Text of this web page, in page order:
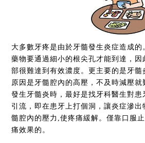
大多數牙疼是由於牙髓發生炎症造成
藥物要通過細小的根尖孔才能到達，因
部很難達到有效濃度。更主要的是牙髓
原因是牙髓腔內的高壓，不及時減壓
發生牙髓炎時，最好是找牙科醫生對患
引流，即在患牙上打個洞，讓炎症滲
髓腔內的壓力,使疼痛緩解。僅靠口服
痛效果的。